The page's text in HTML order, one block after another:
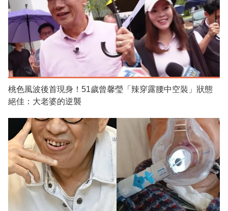
桃色風波後首現身！51歲曾馨瑩「辣穿露腰中空裝」狀態
絕佳：大老婆的逆襲